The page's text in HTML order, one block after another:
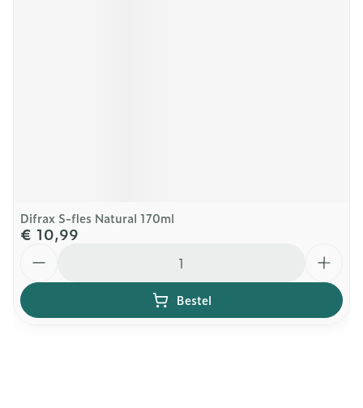
Difrax S-fles Natural 170ml
€ 10,99
Bestel